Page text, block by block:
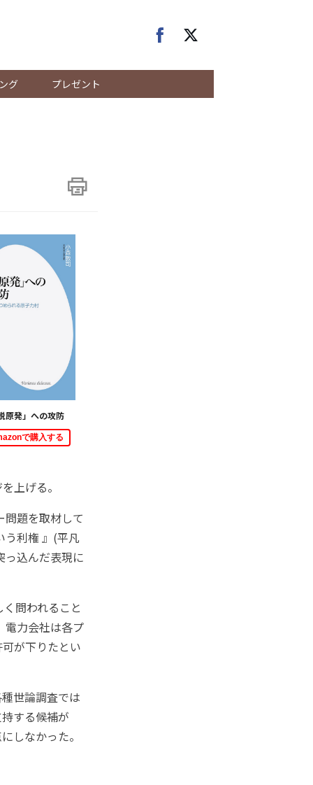
グ プレゼント
原発」への攻防
で購入する
上げる。
題を取材して
う利権 』(平凡
っ込んだ表現に
問われること
電力会社は各プ
が下りたとい
世論調査では
する候補が
しなかった。